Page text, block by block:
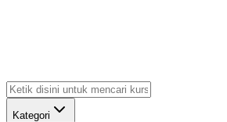
Kategori